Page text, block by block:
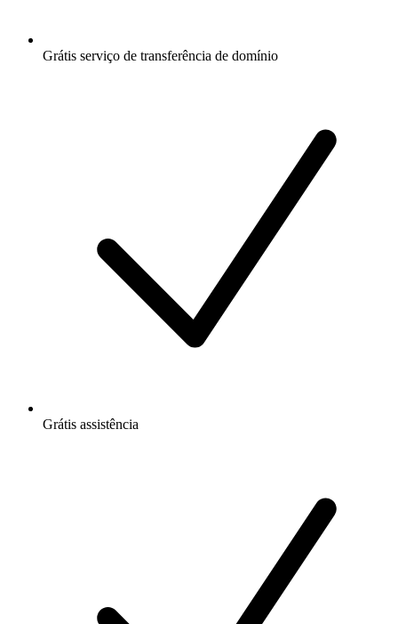
Grátis serviço de transferência de domínio
Grátis assistência